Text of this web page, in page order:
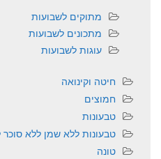
מתוקים לשבועות
מתכונים לשבועות
עוגות לשבועות
חיטה וקינואה
חמוצים
טבעונות
טבעונות ללא שמן ללא
טונה